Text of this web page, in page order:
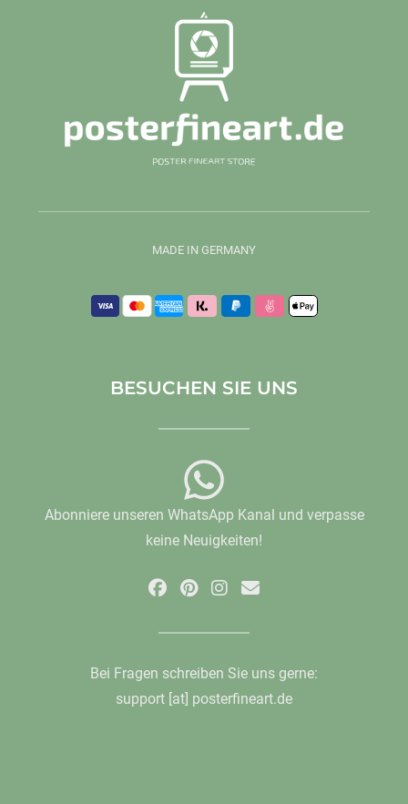
MADE IN GERMANY
BESUCHEN SIE UNS
Abonniere unseren WhatsApp Kanal und verpasse
keine Neuigkeiten!
Bei Fragen schreiben Sie uns gerne:
support [at] posterfineart.de